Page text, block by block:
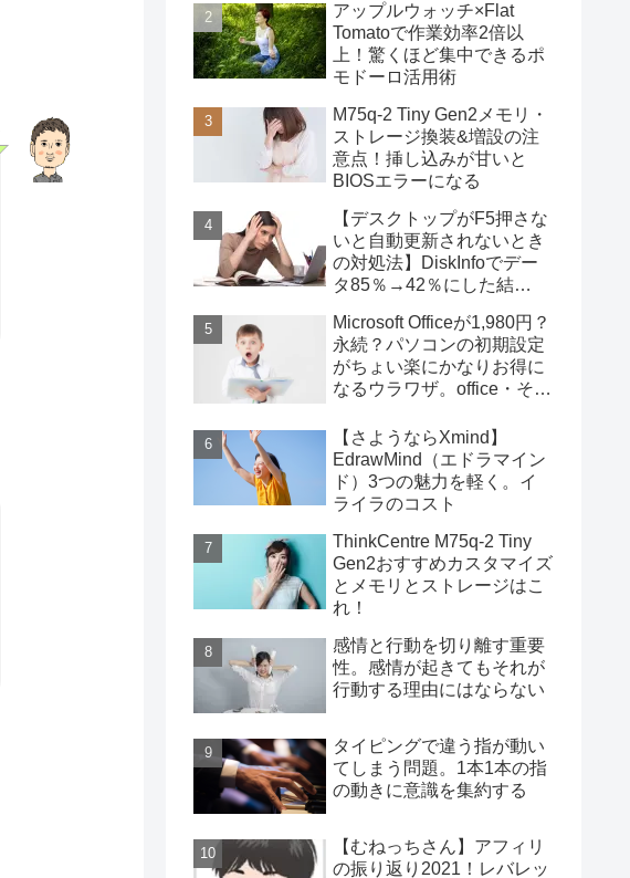
アップルウォッチ×Flat
Tomatoで作業効率2倍以
上！驚くほど集中できるポ
モドーロ活用術
M75q-2 Tiny Gen2メモリ・
ストレージ換装&増設の注
意点！挿し込みが甘いと
BIOSエラーになる
【デスクトップがF5押さな
いと自動更新されないとき
の対処法】DiskInfoでデー
タ85％→42％にした結
Microsoft Officeが1,980円？
永続？パソコンの初期設定
がちょい楽にかなりお得に
なるウラワザ。office・その
【さようならXmind】
EdrawMind（エドラマイン
ド）3つの魅力を軽く。イ
ライラのコスト
ThinkCentre M75q-2 Tiny
Gen2おすすめカスタマイズ
とメモリとストレージはこ
れ！
感情と行動を切り離す重要
性。感情が起きてもそれが
行動する理由にはならない
タイピングで違う指が動い
てしまう問題。1本1本の指
の動きに意識を集約する
【むねっちさん】アフィリ
の振り返り2021！レバレッ